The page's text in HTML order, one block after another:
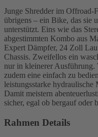
Junge Shredder im Offroad-
übrigens – ein Bike, das sie
unterstützt. Eins wie das
abgestimmten Kombo aus
Expert Dämpfer, 24 Zoll
Chassis. Zweifellos ein
nur in kleinerer Ausführung.
zudem eine einfach zu
leistungsstarke hydraulische
Damit meistern
sicher, egal ob bergauf oder
Rahmen Details